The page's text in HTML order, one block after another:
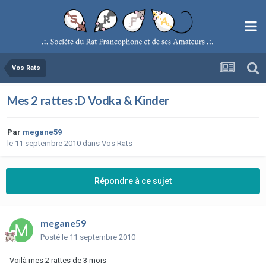
Vos Rats
Mes 2 rattes :D Vodka & Kinder
Par megane59
le 11 septembre 2010 dans Vos Rats
Répondre à ce sujet
megane59
Posté le 11 septembre 2010
Voilà mes 2 rattes de 3 mois